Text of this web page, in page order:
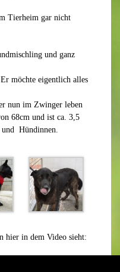
Tierheim gar nicht
und ganz
möchte eigentlich alles
nun im Zwinger leben
68cm und ist ca. 3,5
und Hündinnen.
hier in dem Video sieht: